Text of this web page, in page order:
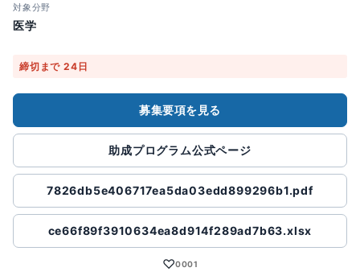
対象分野
医学
締切まで 24日
募集要項を見る
助成プログラム公式ページ
7826db5e406717ea5da03edd899296b1.pdf
ce66f89f3910634ea8d914f289ad7b63.xlsx
♡0001